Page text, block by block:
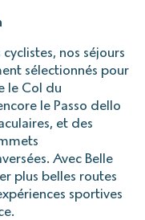
nos séjours
sélectionnés pour
le Col du
le Passo dello
et des
Avec Belle
plus belles routes
sportives